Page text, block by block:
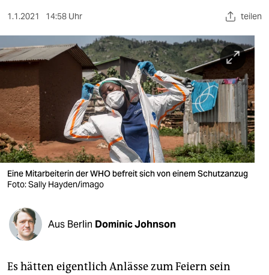
sport
berlin
nord
wahrheit
verlag
verlag
veranstaltungen
fragen & hilfe
unterstützen
abo
1.1.2021 14:58 Uhr teilen
Eine Mitarbeiterin der WHO befreit sich von einem Schutzanzug
Foto: Sally Hayden/imago
Aus Berlin Dominic Johnson
Es hätten eigentlich Anlässe zum Feiern sein